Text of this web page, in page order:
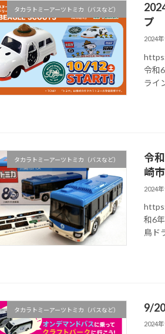
タカラトミーアーツトミカ（バスなど）
プ
2024
令和
ライ
タカラトミーアーツトミカ（バスなど）
令
崎
2024
和6
鳥ド
タカラトミーアーツトミカ（バスなど） 9/
2024